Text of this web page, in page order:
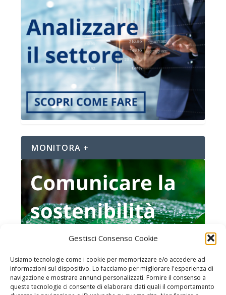
Gestisci Consenso Cookie
Usiamo tecnologie come i cookie per memorizzare e/o accedere ad
informazioni sul dispositivo. Lo facciamo per migliorare l'esperienza di
navigazione e mostrare annunci personalizzati. Fornire il consenso a
queste tecnologie ci consente di elaborare dati quali il comportamento
MONITORA +